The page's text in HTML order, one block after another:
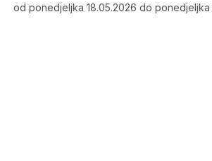
od ponedjeljka 18.05.2026 do ponedjeljka